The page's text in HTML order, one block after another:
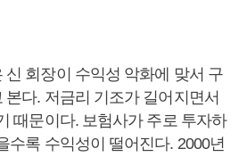
신 회장이 수익성 악화에 맞서 구
다. 저금리 기조가 길어지면서
때문이다. 보험사가 주로 투자하
수록 수익성이 떨어진다. 2000년